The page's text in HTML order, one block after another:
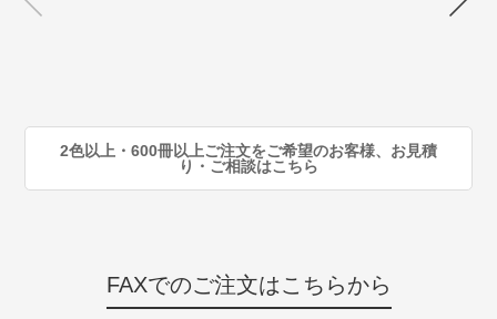
2色以上・600冊以上ご注文をご希望のお客様、お見積
り・ご相談はこちら
FAXでのご注文はこちらから